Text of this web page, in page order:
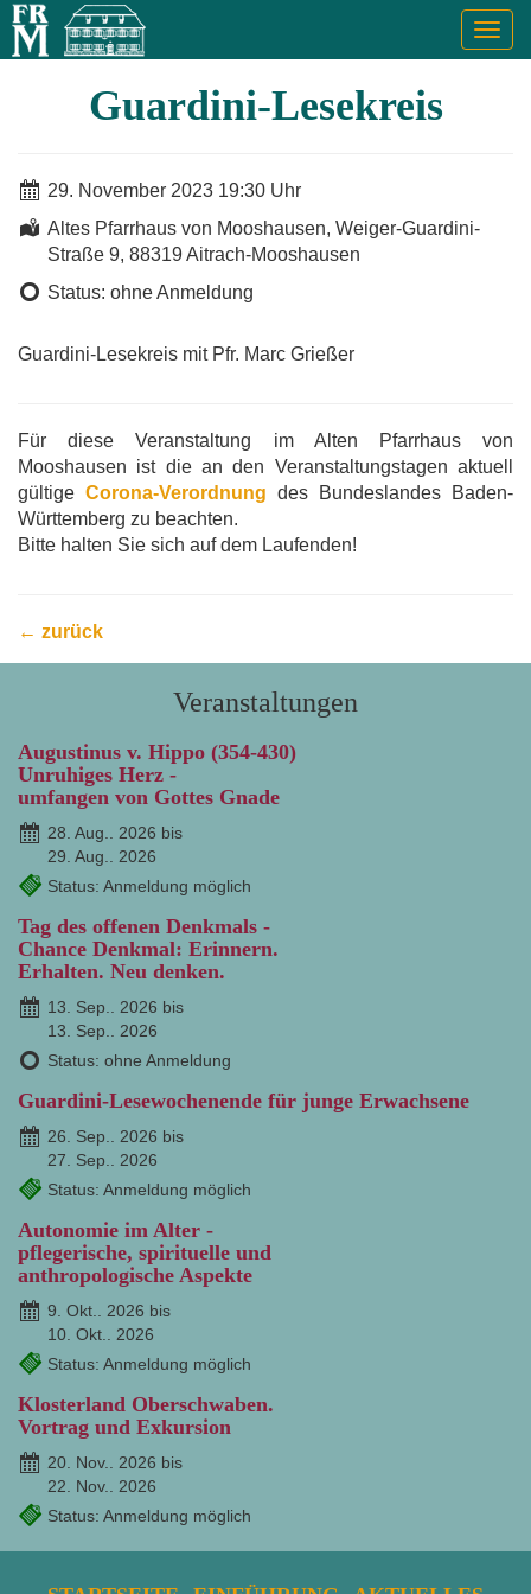
Guardini-Lesekreis
29. November 2023 19:30 Uhr
Altes Pfarrhaus von Mooshausen, Weiger-Guardini-
Straße 9, 88319 Aitrach-Mooshausen
Status: ohne Anmeldung
Guardini-Lesekreis mit Pfr. Marc Grießer
Für diese Veranstaltung im Alten Pfarrhaus von
Mooshausen ist die an den Veranstaltungstagen aktuell
gültige Corona-Verordnung des Bundeslandes Baden-
Württemberg zu beachten.
Bitte halten Sie sich auf dem Laufenden!
← zurück
Veranstaltungen
Augustinus v. Hippo (354-430)
Unruhiges Herz -
umfangen von Gottes Gnade
28. Aug.. 2026 bis
29. Aug.. 2026
Status: Anmeldung möglich
Tag des offenen Denkmals -
Chance Denkmal: Erinnern.
Erhalten. Neu denken.
13. Sep.. 2026 bis
13. Sep.. 2026
Status: ohne Anmeldung
Guardini-Lesewochenende für junge Erwachsene
26. Sep.. 2026 bis
27. Sep.. 2026
Status: Anmeldung möglich
Autonomie im Alter -
pflegerische, spirituelle und
anthropologische Aspekte
9. Okt.. 2026 bis
10. Okt.. 2026
Status: Anmeldung möglich
Klosterland Oberschwaben.
Vortrag und Exkursion
20. Nov.. 2026 bis
22. Nov.. 2026
Status: Anmeldung möglich